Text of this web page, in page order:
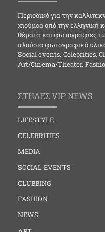
Περιοδικό για την
χιούμορ από την ελληνική
θέματα και φωτογραφίες
πλούσιο φωτογραφικό
Social events, Celebrities,
Art/Cinema/Theater,
ΣΤΗΛΕΣ VIP NEWS
LIFESTYLE
CELEBRITIES
MEDIA
SOCIAL EVENTS
CLUBBING
FASHION
NEWS